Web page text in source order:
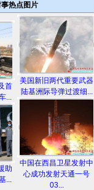
事热点图片
首
...
助
...
美国新旧两代重要武器
陆基洲际导弹过渡细...
中国在西昌卫星发射中
心成功发射天通一号
03...